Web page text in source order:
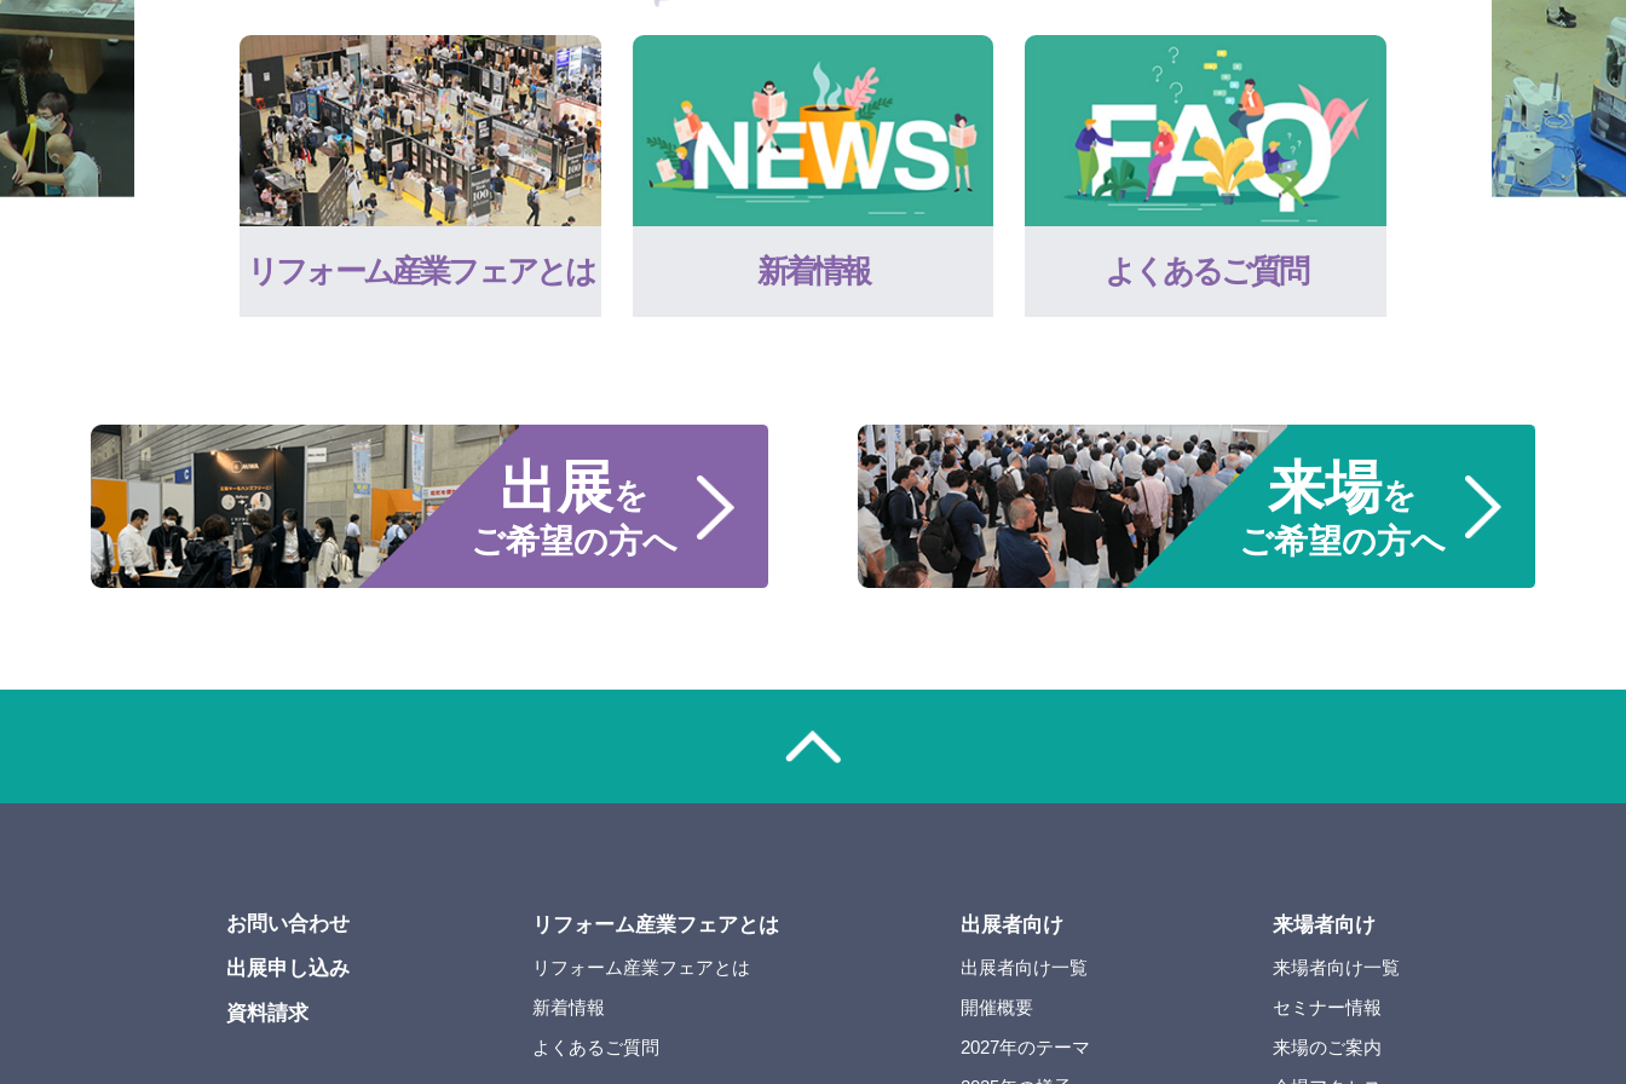
リフォーム産業フェアとは 新着情報 よくあるご質問
出展を
ご希望の方へ
来場を
ご希望の方へ
お問い合わせ
出展申し込み
資料請求
リフォーム産業フェアとは
リフォーム産業フェアとは
新着情報
よくあるご質問
出展者向け
出展者向け一覧
開催概要
2027年のテーマ
来場者向け
来場者向け一覧
セミナー情報
来場のご案内